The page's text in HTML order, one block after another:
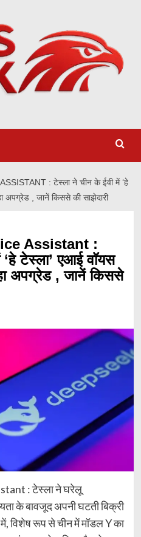
: टेस्ला ने चीन के ईवी में ‘हे
अपग्रेड , जानें किससे की साझेदारी
Assistant :
टेस्ला’ एआई वॉयस
अपग्रेड , जानें किससे
: टेस्ला ने घरेलू
के बावजूद अपनी घटती बिक्री
विशेष रूप से चीन में मॉडल Y का